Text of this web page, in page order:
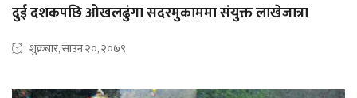
दुई दशकपछि ओखलढुंगा सदरमुकाममा संयुक्त लाखेजात्रा
शुक्रबार, साउन २०, २०७९